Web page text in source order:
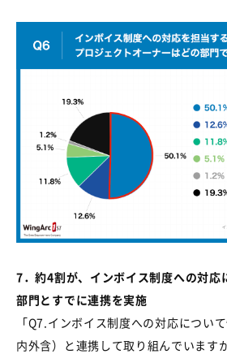
7．約4割が、インボイス制度への対応
部門とすでに連携を実施
「Q7. インボイス制度への対応につい
内外含）と連携して取り組んでいます